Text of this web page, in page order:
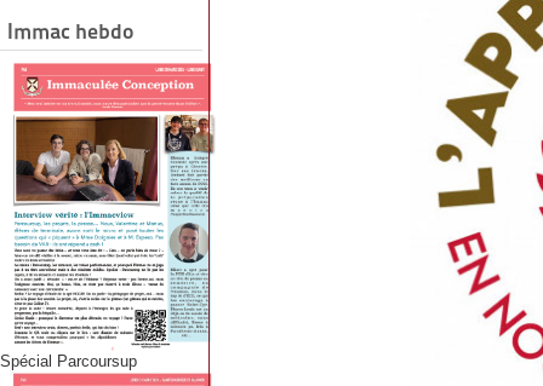
Immac hebdo
Spécial Parcoursup